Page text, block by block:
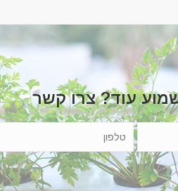
עוד? צרו קשר